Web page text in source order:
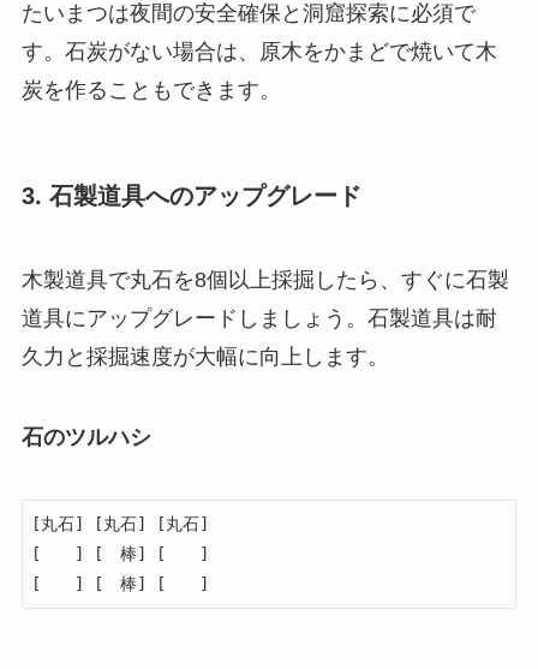
たいまつは夜間の安全確保と洞窟探索に必須で
す。石炭がない場合は、原木をかまどで焼いて木
炭を作ることもできます。
3. 石製道具へのアップグレード
木製道具で丸石を8個以上採掘したら、すぐに石製
道具にアップグレードしましょう。石製道具は耐
久力と採掘速度が大幅に向上します。
石のツルハシ
[丸石] [丸石] [丸石]
[　　] [　棒] [　　]
[　　] [　棒] [　　]